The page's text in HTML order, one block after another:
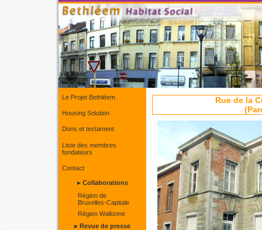
Le Projet Bethléem
Housing Solution
Dons et testament
Liste des membres
fondateurs
Contact
▸ Collaborations
Région de
Bruxelles-Capitale
Région Wallonne
▸ Revue de presse
Rue de la